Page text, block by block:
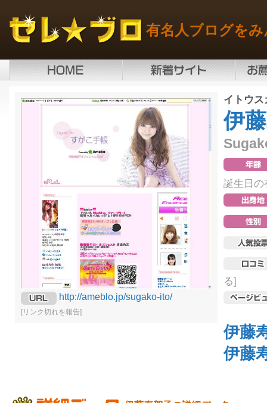
有名人ブログを
http://ameblo.jp/sugako-ito/
[リンク切れを報告]
イトウス
伊
誕生日の
る]
伊藤
伊藤